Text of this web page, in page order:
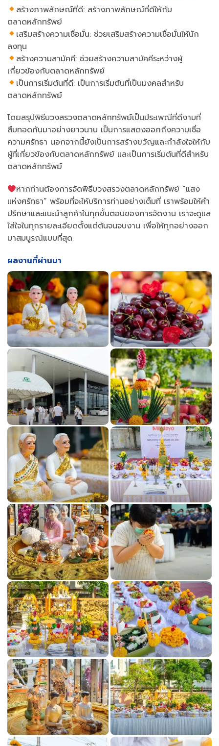
สร้างภาพลักษณ์ที่ดี: สร้างภาพลักษณ์ที่ดีให้กับ
ตลาดหลักทรัพย์
เสริมสร้างความเชื่อมั่น: ช่วยเสริมสร้างความเชื่อมั่นให้นัก
ลงทุน
สร้างความสามัคคี: ช่วยสร้างความสามัคคีระหว่างผู้
เกี่ยวข้องกับตลาดหลักทรัพย์
เป็นการเริ่มต้นที่ดี: เป็นการเริ่มต้นที่เป็นมงคลสำหรับ
ตลาดหลักทรัพย์
โดยสรุปพิธีบวงสรวงตลาดหลักทรัพย์เป็นประเพณีที่ดีงามที่
สืบทอดกันมาอย่างยาวนาน เป็นการแสดงออกถึงความเชื่อ
ความศรัทธา นอกจากนี้ยังเป็นการสร้างขวัญและกำลังใจให้กับ
ผู้ที่เกี่ยวข้องกับตลาดหลักทรัพย์ และเป็นการเริ่มต้นที่ดีสำหรับ
ตลาดหลักทรัพย์
หากท่านต้องการจัดพิธีบวงสรวงตลาดหลักทรัพย์ “แสง
แห่งศรัทธา” พร้อมที่จะให้บริการท่านอย่างเต็มที่ เราพร้อมให้คำ
ปรึกษาและแนะนำลูกค้าในทุกขั้นตอนของการจัดงาน เราจะดูแล
ใส่ใจในทุกรายละเอียดตั้งแต่ต้นจนจบงาน เพื่อให้ทุกอย่างออก
มาสมบูรณ์แบบที่สุด
ผลงานที่ผ่านมา